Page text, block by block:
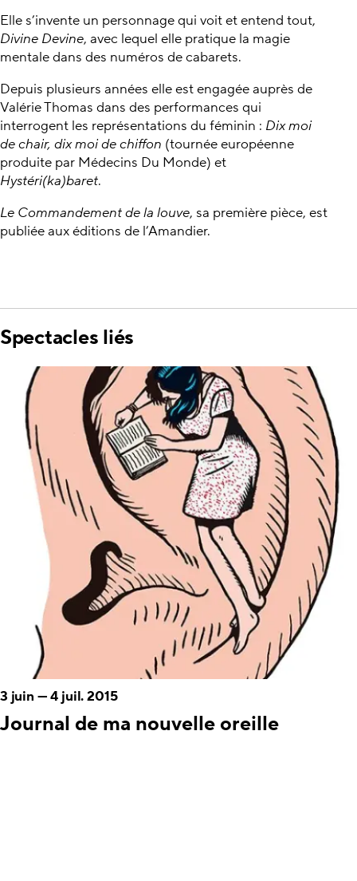
Elle s’invente un personnage qui voit et entend tout,
Divine Devine, avec lequel elle pratique la magie
mentale dans des numéros de cabarets.
Depuis plusieurs années elle est engagée auprès de
Valérie Thomas dans des performances qui
interrogent les représentations du féminin : Dix moi
de chair, dix moi de chiffon (tournée européenne
produite par Médecins Du Monde) et
Hystéri(ka)baret.
Le Commandement de la louve, sa première pièce, est
publiée aux éditions de l’Amandier.
Spectacles liés
Journal de ma nouvelle oreille
3 juin —4 juil. 2015